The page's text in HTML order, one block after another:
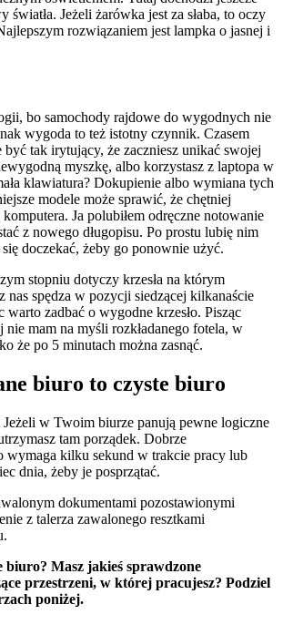
światła. Jeżeli żarówka jest za słaba, to oczy
rozwiązaniem jest lampka o jasnej i
bo samochody rajdowe do wygodnych nie
wygoda to też istotny czynnik. Czasem
być tak irytujący, że zaczniesz unikać swojej
myszkę, albo korzystasz z laptopa w
klawiatura? Dokupienie albo wymiana tych
modele może sprawić, że chętniej
Ja polubiłem odręczne notowanie
z nowego długopisu. Po prostu lubię nim
doczekać, żeby go ponownie użyć.
stopniu dotyczy krzesła na którym
nas spędza w pozycji siedzącej kilkanaście
warto zadbać o wygodne krzesło. Pisząc
mam na myśli rozkładanego fotela, w
że po 5 minutach można zasnąć.
biuro to czyste biuro
w Twoim biurze panują pewne logiczne
tam porządek. Dobrze
wymaga kilku sekund w trakcie pracy lub
dnia, żeby je posprzątać.
dokumentami pozostawionymi
z talerza zawalonego resztkami
Masz jakieś sprawdzone
przestrzeni, w której pracujesz? Podziel
poniżej.